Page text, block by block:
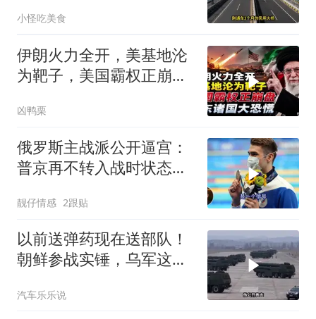
小怪吃美食
伊朗火力全开，美基地沦
为靶子，美国霸权正崩
凶鸭栗
俄罗斯主战派公开逼宫：
普京再不转入战时状态，
靓仔情感 2跟贴
以前送弹药现在送部队！
朝鲜参战实锤，乌军这波
汽车乐乐说